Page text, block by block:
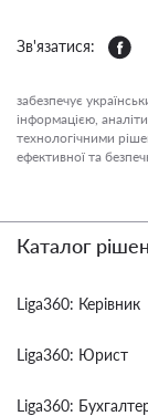
Зв'язатися:
забезпечує
інформацією,
технологічними
ефективної та
Каталог
Liga360: Керівник
Liga360: Юрист
Liga360: